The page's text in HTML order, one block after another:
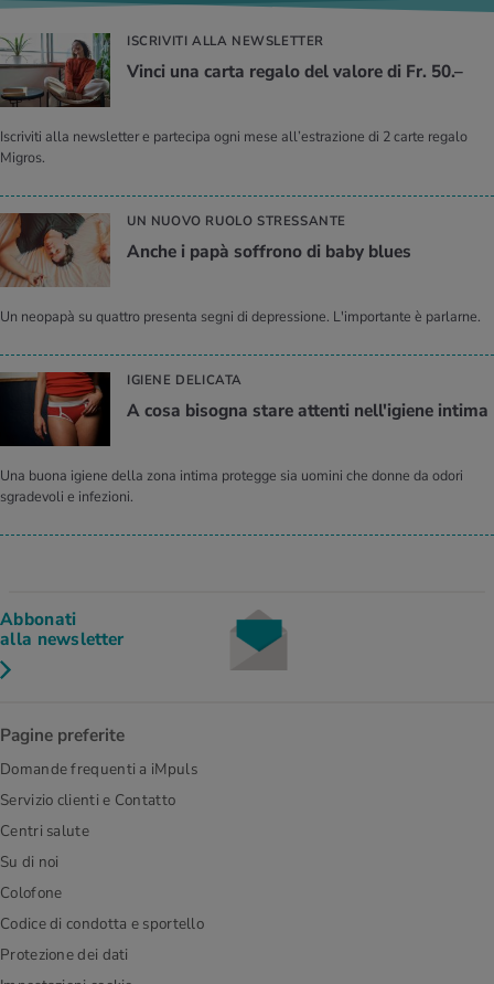
ISCRIVITI ALLA NEWSLETTER
Vinci una carta regalo del valore di Fr. 50.–
Iscriviti alla newsletter e partecipa ogni mese all’estrazione di 2 carte regalo
Migros.
UN NUOVO RUOLO STRESSANTE
Anche i papà soffrono di baby blues
Un neopapà su quattro presenta segni di depressione. L'importante è parlarne.
IGIENE DELICATA
A cosa bisogna stare attenti nell'igiene intima
Una buona igiene della zona intima protegge sia uomini che donne da odori
sgradevoli e infezioni.
Abbonati
alla newsletter
Pagine preferite
Domande frequenti a iMpuls
Servizio clienti e Contatto
Centri salute
Su di noi
Colofone
Codice di condotta e sportello
Protezione dei dati